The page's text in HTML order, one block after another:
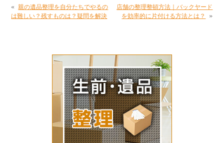
«親の遺品整理を自分たちでやるの
は難しい？残すものは？疑問を解決
店舗の整理整頓方法｜バックヤード
を効率的に片付ける方法とは？
»